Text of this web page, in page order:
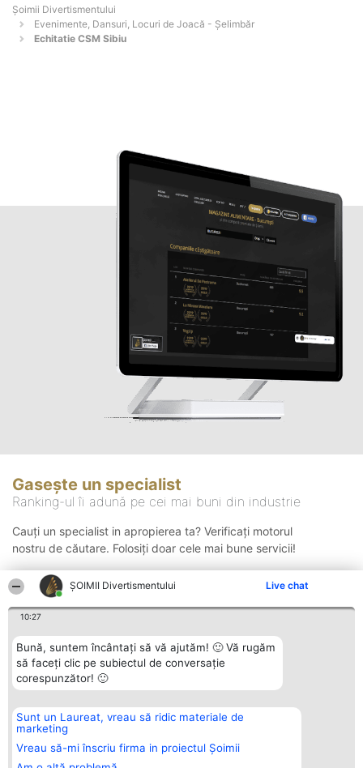
ŞOIMII Divertismentului Live chat
10:27
Bună, suntem încântați să vă ajutăm! 🙂 Vă rugăm
să faceți clic pe subiectul de conversație
corespunzător! 🙂
Sunt un Laureat, vreau să ridic materiale de
marketing
Vreau să-mi înscriu firma in proiectul Șoimii
Şoimii Divertismentului
Evenimente, Dansuri, Locuri de Joacă - Şelimbăr
Echitatie CSM Sibiu
Gasește un specialist
Ranking-ul îi adună pe cei mai buni din industrie
Cauți un specialist in apropierea ta? Verificați motorul
nostru de căutare. Folosiți doar cele mai bune servicii!
Organizator Ranking
BRIGHT SOLUTIONS BR SRL
Aleea Timisul De Sus 2 Bl. A30
Sc. A Et. 4 Ap. 13 Cod 061952
Plebiscyt
Lista Tuturor
Laureaților
Contact